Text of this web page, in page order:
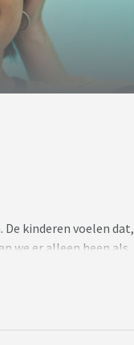
kinderen voelen dat,
we er alleen heen als
er alleen als het